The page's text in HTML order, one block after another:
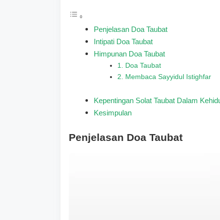
Penjelasan Doa Taubat
Intipati Doa Taubat
Himpunan Doa Taubat
1. Doa Taubat
2. Membaca Sayyidul Istighfar
Kepentingan Solat Taubat Dalam
Kesimpulan
Penjelasan Doa Taubat